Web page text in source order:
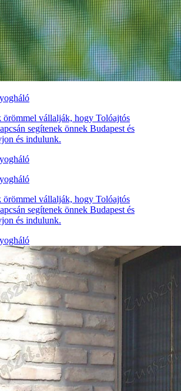
örömmel vállalják, hogy Tolóajtós
segítenek önnek Budapest és
és indulunk.
örömmel vállalják, hogy Tolóajtós
segítenek önnek Budapest és
és indulunk.